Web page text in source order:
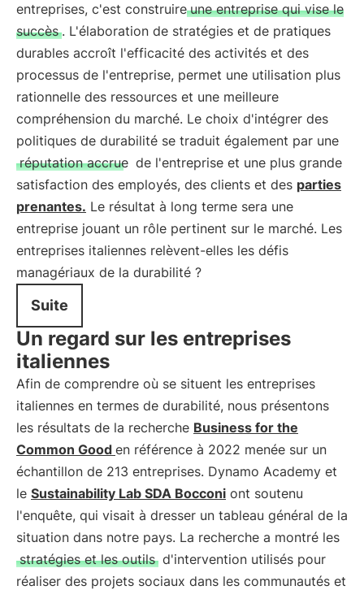
entreprises, c'est construire une entreprise qui vise le
succès . L'élaboration de stratégies et de pratiques
durables accroît l'efficacité des activités et des
processus de l'entreprise, permet une utilisation plus
rationnelle des ressources et une meilleure
compréhension du marché. Le choix d'intégrer des
politiques de durabilité se traduit également par une
réputation accrue de l'entreprise et une plus grande
satisfaction des employés, des clients et des parties
prenantes. Le résultat à long terme sera une
entreprise jouant un rôle pertinent sur le marché. Les
entreprises italiennes relèvent-elles les défis
managériaux de la durabilité ?
Suite
Un regard sur les entreprises
italiennes
Afin de comprendre où se situent les entreprises
italiennes en termes de durabilité, nous présentons
les résultats de la recherche Business for the
Common Good en référence à 2022 menée sur un
échantillon de 213 entreprises. Dynamo Academy et
le Sustainability Lab SDA Bocconi ont soutenu
l'enquête, qui visait à dresser un tableau général de la
situation dans notre pays. La recherche a montré les
stratégies et les outils d'intervention utilisés pour
réaliser des projets sociaux dans les communautés et